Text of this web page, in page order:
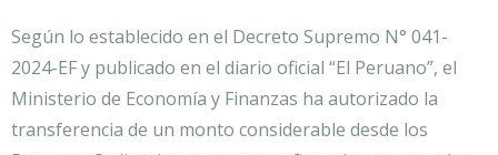
Según lo establecido en el Decreto Supremo N° 041-
2024-EF y publicado en el diario oficial “El Peruano”, el
Ministerio de Economía y Finanzas ha autorizado la
transferencia de un monto considerable desde los